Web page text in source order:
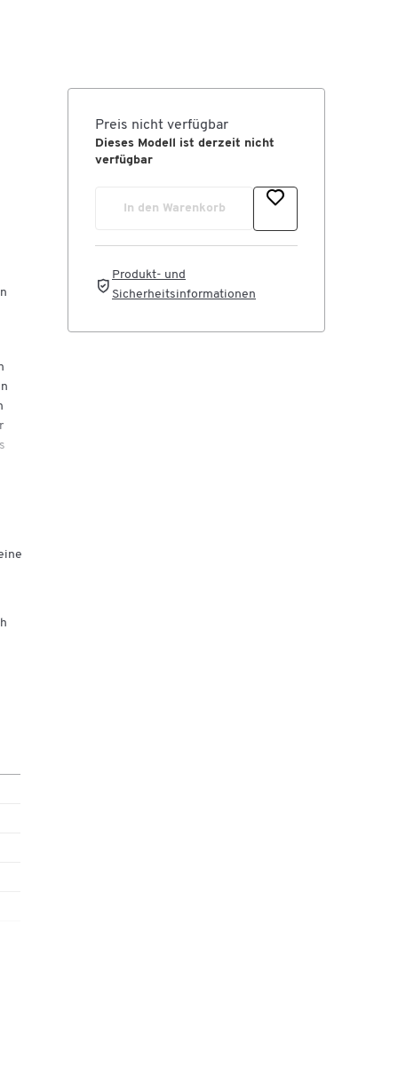
Preis nicht verfügbar
Dieses Modell ist derzeit nicht
verfügbar
In den Warenkorb
Produkt- und
Sicherheitsinformationen